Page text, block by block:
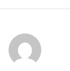
POST AUTHOR